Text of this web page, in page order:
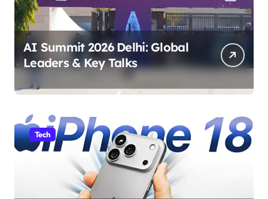
AI Summit 2026 Delhi: Global
Leaders & Key Talks
Tech